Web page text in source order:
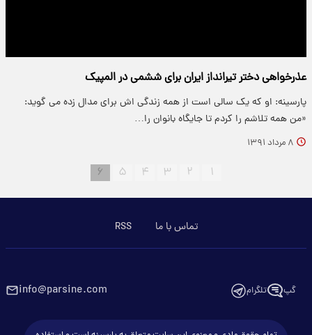
عذرخواهی دختر تیرانداز ایران برای ششمی در المپیک
پارسینه: او که یک سالی است از همه زندگی اش برای مدال زده می گوید:
«من همه تلاشم را کردم تا جایگاه بانوان را…
۸ مرداد ۱۳۹۱
۱ ۲ ۳ ۴ ۵ ۶
تماس با ما RSS
گپ تلگرام info@parsine.com